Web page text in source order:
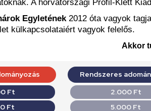
A horvátországi Profil-Klett
Egyletének2012 óta vagyok
külkapcsolataiért vagyok felelős.
Akkor